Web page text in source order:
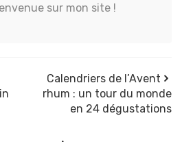
sur mon site !
Calendriers de l’Avent
rhum : un tour du monde
en 24 dégustations